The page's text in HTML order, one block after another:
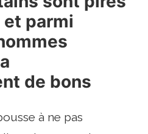
et parmi
de bons
à ne pas